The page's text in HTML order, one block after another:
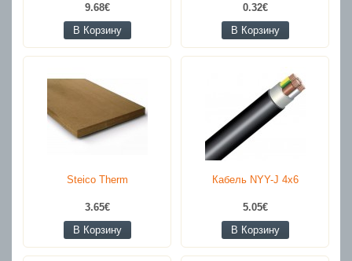
9.68€
В Корзину
0.32€
В Корзину
Steico Therm
3.65€
В Корзину
Кабель NYY-J 4x6
5.05€
В Корзину